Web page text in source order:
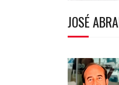
JOSÉ